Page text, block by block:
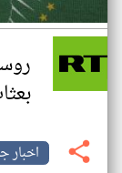
اخبار